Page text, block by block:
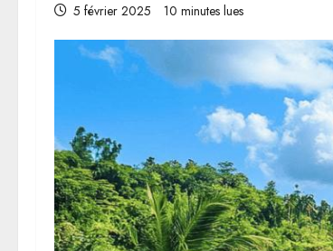
5 février 2025 10 minutes lues